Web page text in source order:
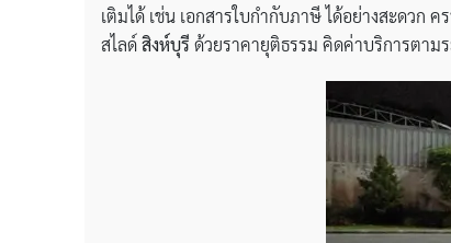
เติมได้ เช่น เอกสารใบกำกับภาษี ได้อย่างสะดว
สไลด์สิงห์บุรี ด้วยราคายุติธรรม คิดค่าบริการตาม